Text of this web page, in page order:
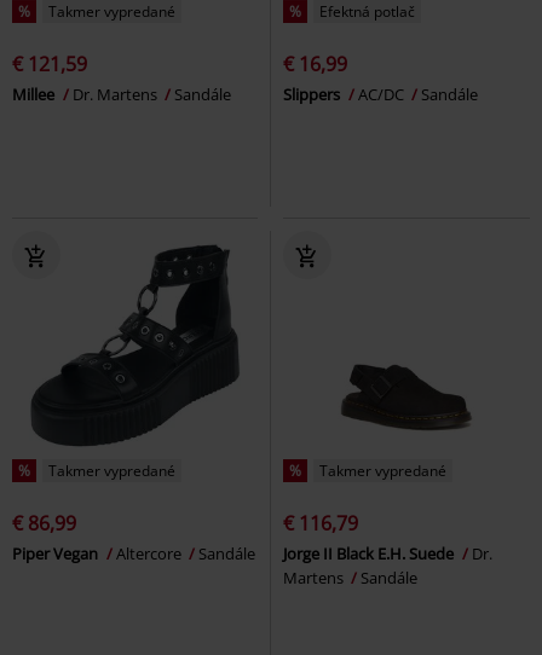
% Takmer vypredané
€ 121,59
Millee Dr. Martens Sandále
% Efektná potlač
€ 16,99
Slippers AC/DC Sandále
% Takmer vypredané
€ 86,99
Piper Vegan Altercore Sandále
% Takmer vypredané
€ 116,79
Jorge II Black E.H. Suede
Dr.
Martens
Sandále